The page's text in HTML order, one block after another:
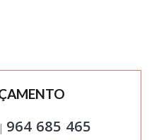
| 964 685 465